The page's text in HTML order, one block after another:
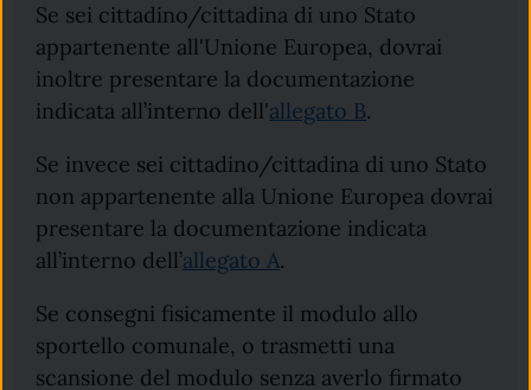
Se sei cittadino/cittadina di uno Stato
appartenente all'Unione Europea, dovrai
inoltre presentare la documentazione
indicata all’interno dell'allegato B.
Se invece sei cittadino/cittadina di uno Stato
non appartenente alla Unione Europea dovrai
presentare la documentazione indicata
all’interno dell’allegato A.
Se consegni fisicamente il modulo allo
sportello comunale, o trasmetti una
scansione del modulo senza averlo firmato